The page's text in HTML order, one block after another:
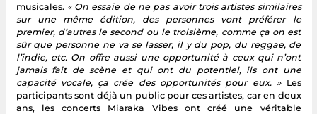
musicales. « On essaie de ne pas avoir trois artistes similaires
sur une même édition, des personnes vont préférer le
premier, d’autres le second ou le troisième, comme ça on est
sûr que personne ne va se lasser, il y du pop, du reggae, de
l’indie, etc. On offre aussi une opportunité à ceux qui n’ont
jamais fait de scène et qui ont du potentiel, ils ont une
capacité vocale, ça crée des opportunités pour eux. »Les
participants sont déjà un public pour ces artistes, car en deux
ans, les concerts Miaraka Vibes ont créé une véritable